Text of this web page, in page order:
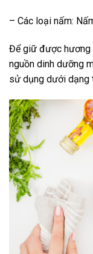
– Các loại nấm:
Để giữ được hương
nguồn dinh dưỡng
sử dụng dưới dạng